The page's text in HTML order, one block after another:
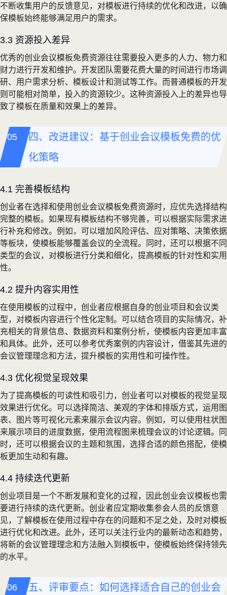
不断收集用户的反馈意见，对模板进行持续的优化和改进，以确
保模板始终能够满足用户的需求。
3.3 资源投入差异
优秀的创业会议模板免费资源往往需要投入更多的人力、物力和
财力进行开发和维护。开发团队需要花费大量的时间进行市场调
研、用户需求分析、模板设计和测试等工作。而普通模板的开发
则可能相对简单，投入的资源较少。这种资源投入上的差异也导
致了模板在质量和效果上的差异。
四、改进建议：基于创业会议模板免费的优
化策略
4.1 完善模板结构
创业者在选择和使用创业会议模板免费资源时，应优先选择结构
完整的模板。如果现有模板结构不够完善，可以根据实际需求进
行补充和修改。例如，可以增加风险评估、应对策略、决策依据
等板块，使模板能够覆盖会议的全流程。同时，还可以根据不同
类型的会议，对模板进行分类和细化，提高模板的针对性和实用
性。
4.2 提升内容实用性
在使用模板的过程中，创业者应根据自身的创业项目和会议类
型，对模板内容进行个性化定制。可以结合项目的实际情况，补
充相关的背景信息、数据资料和案例分析，使模板内容更加丰富
和具体。此外，还可以参考优秀案例的内容设计，借鉴其先进的
会议管理理念和方法，提升模板的实用性和可操作性。
4.3 优化视觉呈现效果
为了提高模板的可读性和吸引力，创业者可以对模板的视觉呈现
效果进行优化。可以选择简洁、美观的字体和排版方式，运用图
表、图片等可视化元素来展示会议内容。例如，可以使用柱状图
来展示项目的进度数据，使用流程图来梳理会议的讨论逻辑。同
时，还可以根据会议的主题和氛围，选择合适的颜色搭配，使模
板更加生动和有趣。
4.4 持续迭代更新
创业项目是一个不断发展和变化的过程，因此创业会议模板也需
要进行持续的迭代更新。创业者应定期收集参会人员的反馈意
见，了解模板在使用过程中存在的问题和不足之处，及时对模板
进行优化和改进。此外，还可以关注行业内的最新动态和趋势，
将新的会议管理理念和方法融入到模板中，使模板始终保持领先
的水平。
五、评审要点：如何选择适合自己的创业会